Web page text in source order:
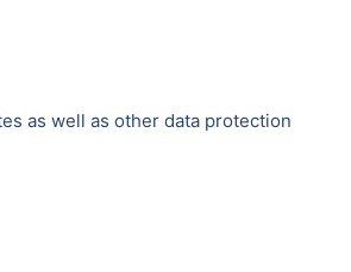
as well as other data protection